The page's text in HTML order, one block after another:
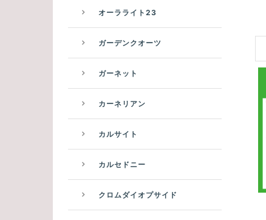
オーラライト23
ガーデンクオーツ
ガーネット
カーネリアン
カルサイト
カルセドニー
クロムダイオプサイド